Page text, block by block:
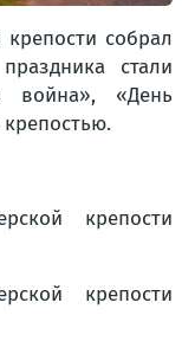
собрал
стали
война», «День